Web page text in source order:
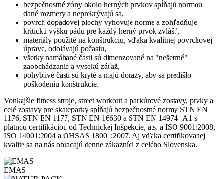
bezpečnostné zóny okolo herných prvkov spĺňajú normou
dané rozmery a neprekrývajú sa,
povrch dopadovej plochy vyhovuje norme a zohľadňuje
kritickú výšku pádu pre každý herný prvok zvlášť,
materiály použité na konštrukciu, vďaka kvalitnej povrchovej
úprave, odolávajú počasiu,
všetky namáhané časti sú dimenzované na "nešetrné"
zaobchádzanie a vysokú záťaž,
pohyblivé časti sú kryté a majú dorazy, aby sa predišlo
poškodeniu konštrukcie.
Vonkajšie fitness stroje, street workout a parkúrové zostavy, prvky a
celé zostavy pre skateparky spĺňajú bezpečnostné normy STN EN
1176, STN EN 1177, STN EN 16630 a STN EN 14974+A1 s
platnou certifikáciou od Technickej Inšpekcie, a.s. a ISO 9001:2008,
ISO 14001:2004 a OHSAS 18001:2007. Aj vďaka certifikovanej
kvalite sa na nás obracajú denne zákazníci z celého Slovenska.
EMAS